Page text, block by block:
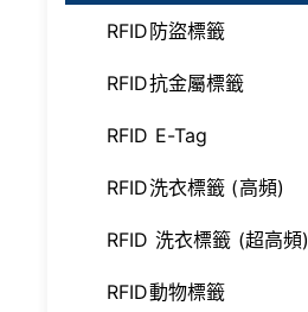
RFID防盜標籤
RFID抗金屬標籤
RFID E-Tag
RFID洗衣標籤 (高頻)
RFID 洗衣標籤 (超高頻)
RFID動物標籤